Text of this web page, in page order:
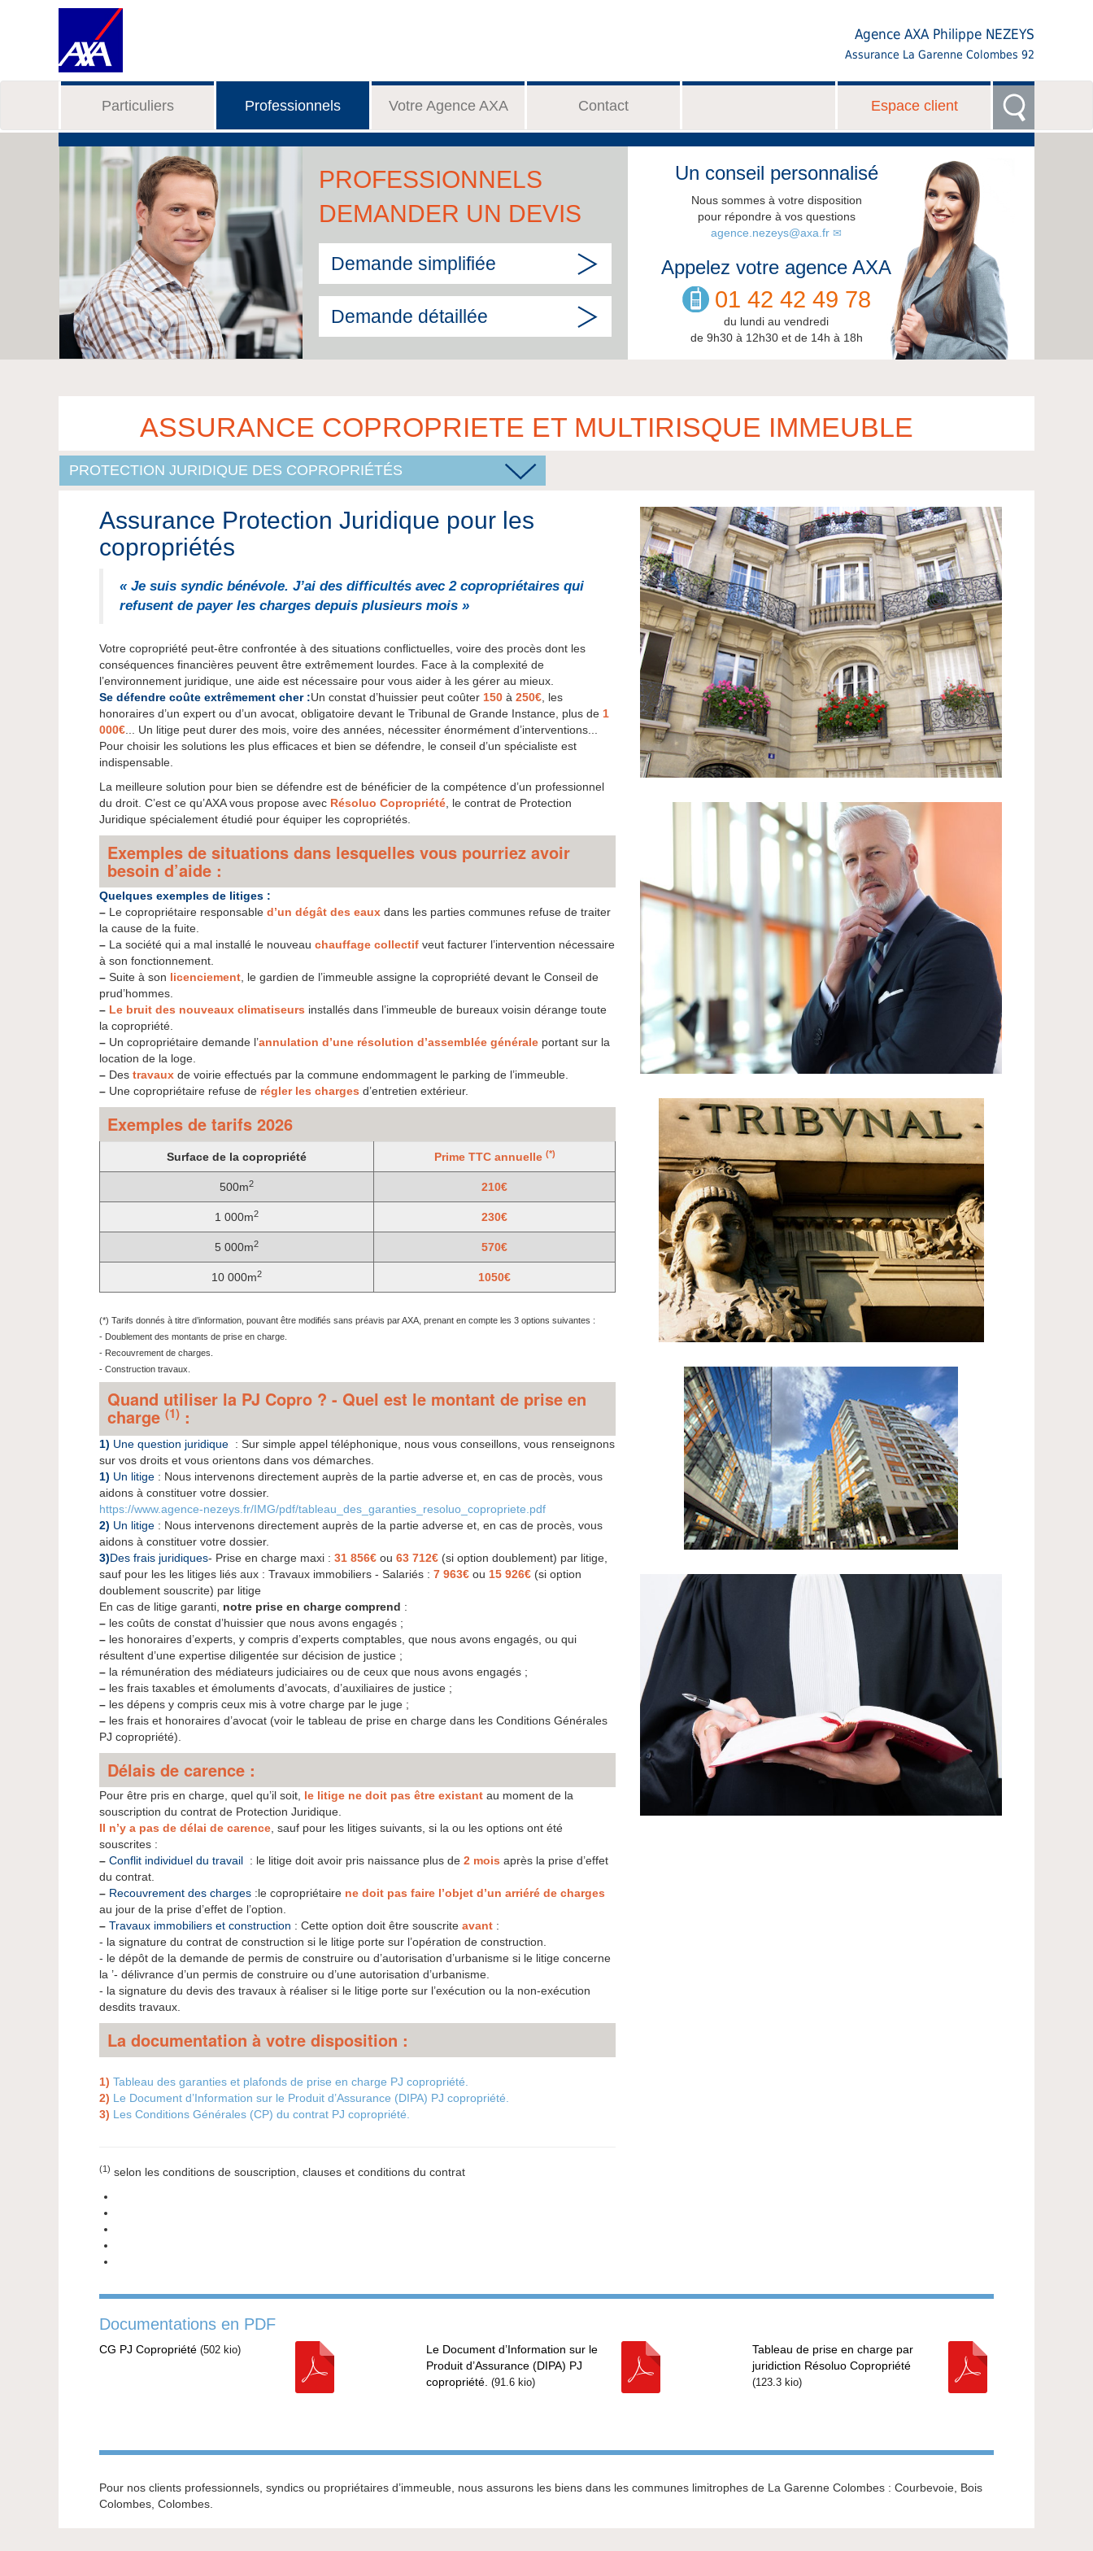
Agence AXA Philippe NEZEYS
Assurance La Garenne Colombes 92
Particuliers Professionnels Votre Agence AXA Contact Espace client
PROFESSIONNELS
DEMANDER UN DEVIS
Demande simplifiée
Demande détaillée
Un conseil personnalisé
Nous sommes à votre disposition
pour répondre à vos questions
agence.nezeys@axa.fr
Appelez votre agence AXA
01 42 42 49 78
du lundi au vendredi
de 9h30 à 12h30 et de 14h à 18h
ASSURANCE COPROPRIETE ET MULTIRISQUE IMMEUBLE
PROTECTION JURIDIQUE DES COPROPRIÉTÉS
Assurance Protection Juridique pour les
copropriétés
« Je suis syndic bénévole. J’ai des difficultés avec 2 copropriétaires qui
refusent de payer les charges depuis plusieurs mois »
Votre copropriété peut-être confrontée à des situations conflictuelles, voire des procès dont les
conséquences financières peuvent être extrêmement lourdes. Face à la complexité de
l’environnement juridique, une aide est nécessaire pour vous aider à les gérer au mieux.
Se défendre coûte extrêmement cher :Un constat d’huissier peut coûter 150 à 250€ , les
honoraires d’un expert ou d’un avocat, obligatoire devant le Tribunal de Grande Instance, plus de 1
000€ ... Un litige peut durer des mois, voire des années, nécessiter énormément d’interventions...
Pour choisir les solutions les plus efficaces et bien se défendre, le conseil d’un spécialiste est
indispensable.
La meilleure solution pour bien se défendre est de bénéficier de la compétence d’un professionnel
du droit. C’est ce qu’AXA vous propose avec Résoluo Copropriété , le contrat de Protection
Juridique spécialement étudié pour équiper les copropriétés.
Exemples de situations dans lesquelles vous pourriez avoir
besoin d’aide :
Quelques exemples de litiges :
– Le copropriétaire responsable d’un dégât des eaux dans les parties communes refuse de traiter
la cause de la fuite.
– La société qui a mal installé le nouveau chauffage collectif veut facturer l’intervention nécessaire
à son fonctionnement.
– Suite à son licenciement , le gardien de l’immeuble assigne la copropriété devant le Conseil de
prud’hommes.
– Le bruit des nouveaux climatiseurs installés dans l’immeuble de bureaux voisin dérange toute
la copropriété.
– Un copropriétaire demande l’annulation d’une résolution d’assemblée générale portant sur la
location de la loge.
– Des travaux de voirie effectués par la commune endommagent le parking de l’immeuble.
– Une copropriétaire refuse de régler les charges d’entretien extérieur.
Exemples de tarifs 2026
Surface de la copropriété Prime TTC annuelle (*)
500m2 210€
1 000m2 230€
5 000m2 570€
10 000m2 1050€
(*) Tarifs donnés à titre d’information, pouvant être modifiés sans préavis par AXA, prenant en compte les 3 options suivantes :
- Doublement des montants de prise en charge.
- Recouvrement de charges.
- Construction travaux.
Quand utiliser la PJ Copro ? - Quel est le montant de prise en
charge (1) :
1) Une question juridique : Sur simple appel téléphonique, nous vous conseillons, vous renseignons
sur vos droits et vous orientons dans vos démarches.
1) Un litige : Nous intervenons directement auprès de la partie adverse et, en cas de procès, vous
aidons à constituer votre dossier.
https://www.agence-nezeys.fr/IMG/pdf/tableau_des_garanties_resoluo_copropriete.pdf
2) Un litige : Nous intervenons directement auprès de la partie adverse et, en cas de procès, vous
aidons à constituer votre dossier.
3)Des frais juridiques- Prise en charge maxi : 31 856€ ou 63 712€ (si option doublement) par litige,
sauf pour les les litiges liés aux : Travaux immobiliers - Salariés : 7 963€ ou 15 926€ (si option
doublement souscrite) par litige
En cas de litige garanti, notre prise en charge comprend :
– les coûts de constat d’huissier que nous avons engagés ;
– les honoraires d’experts, y compris d’experts comptables, que nous avons engagés, ou qui
résultent d’une expertise diligentée sur décision de justice ;
– la rémunération des médiateurs judiciaires ou de ceux que nous avons engagés ;
– les frais taxables et émoluments d’avocats, d’auxiliaires de justice ;
– les dépens y compris ceux mis à votre charge par le juge ;
– les frais et honoraires d’avocat (voir le tableau de prise en charge dans les Conditions Générales
PJ copropriété).
Délais de carence :
Pour être pris en charge, quel qu’il soit, le litige ne doit pas être existant au moment de la
souscription du contrat de Protection Juridique.
Il n’y a pas de délai de carence , sauf pour les litiges suivants, si la ou les options ont été
souscrites :
– Conflit individuel du travail : le litige doit avoir pris naissance plus de 2 mois après la prise d’effet
du contrat.
– Recouvrement des charges :le copropriétaire ne doit pas faire l’objet d’un arriéré de charges
au jour de la prise d’effet de l’option.
– Travaux immobiliers et construction : Cette option doit être souscrite avant :
- la signature du contrat de construction si le litige porte sur l’opération de construction.
- le dépôt de la demande de permis de construire ou d’autorisation d’urbanisme si le litige concerne
la ’- délivrance d’un permis de construire ou d’une autorisation d’urbanisme.
- la signature du devis des travaux à réaliser si le litige porte sur l’exécution ou la non-exécution
desdits travaux.
La documentation à votre disposition :
1) Tableau des garanties et plafonds de prise en charge PJ copropriété.
2) Le Document d’Information sur le Produit d’Assurance (DIPA) PJ copropriété.
3) Les Conditions Générales (CP) du contrat PJ copropriété.
(1) selon les conditions de souscription, clauses et conditions du contrat
Documentations en PDF
CG PJ Copropriété (502 kio)
Le Document d’Information sur le
Produit d’Assurance (DIPA) PJ
copropriété. (91.6 kio)
Tableau de prise en charge par
juridiction Résoluo Copropriété
(123.3 kio)
Pour nos clients professionnels, syndics ou propriétaires d’immeuble, nous assurons les biens dans les communes limitrophes de La Garenne Colombes : Courbevoie, Bois
Colombes, Colombes.